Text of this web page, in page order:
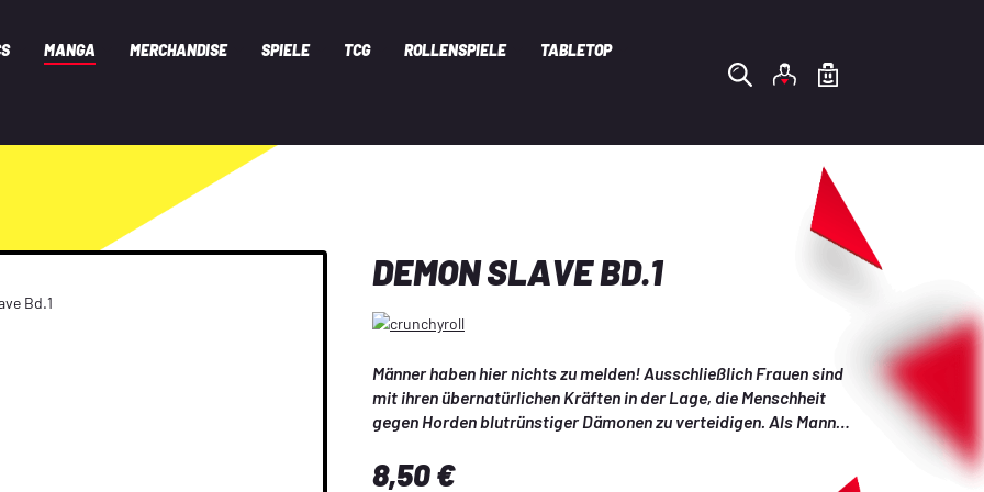
MANGA MERCHANDISE SPIELE TCG ROLLENSPIELE TABLETOP
DEMON SLAVE BD.1
Männer haben hier nichts zu melden! Ausschließlich Frauen sind
mit ihren übernatürlichen Kräften in der Lage, die Menschheit
gegen Horden blutrünstiger Dämonen zu verteidigen. Als Mann
erkennt die Kommandantin des Anti-Dämonen-Regiments in
Regulärer Preis:
8,50 €